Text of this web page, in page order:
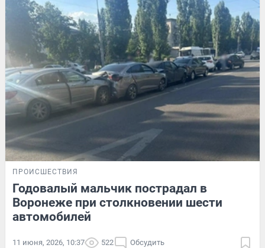
ПРОИСШЕСТВИЯ
Годовалый мальчик пострадал в
Воронеже при столкновении шести
автомобилей
11 июня, 2026, 10:37 522 Обсудить